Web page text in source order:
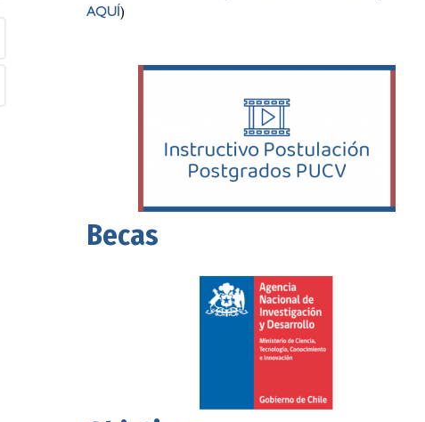
AQUÍ)
Becas